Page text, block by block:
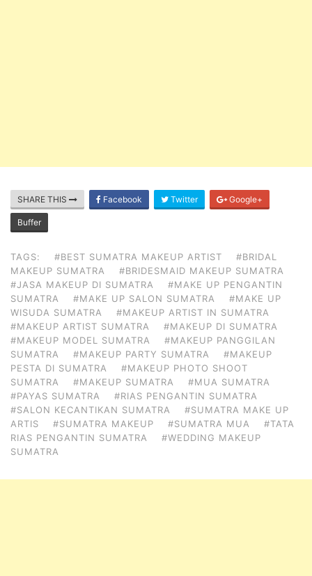
SHARE THIS Facebook Twitter Google+
Buffer
TAGS: #BEST SUMATRA MAKEUP ARTIST
#BRIDAL
MAKEUP SUMATRA
#BRIDESMAID MAKEUP SUMATRA
#JASA MAKEUP DI SUMATRA
#MAKE UP PENGANTIN
SUMATRA
#MAKE UP SALON SUMATRA
#MAKE UP
WISUDA SUMATRA
#MAKEUP ARTIST IN SUMATRA
#MAKEUP ARTIST SUMATRA
#MAKEUP DI SUMATRA
#MAKEUP MODEL SUMATRA
#MAKEUP PANGGILAN
SUMATRA
#MAKEUP PARTY SUMATRA
#MAKEUP
PESTA DI SUMATRA
#MAKEUP PHOTO SHOOT
SUMATRA
#MAKEUP SUMATRA
#MUA SUMATRA
#PAYAS SUMATRA
#RIAS PENGANTIN SUMATRA
#SALON KECANTIKAN SUMATRA
#SUMATRA MAKE UP
ARTIS
#SUMATRA MAKEUP #SUMATRA MUA
#TATA
RIAS PENGANTIN SUMATRA
#WEDDING MAKEUP
SUMATRA